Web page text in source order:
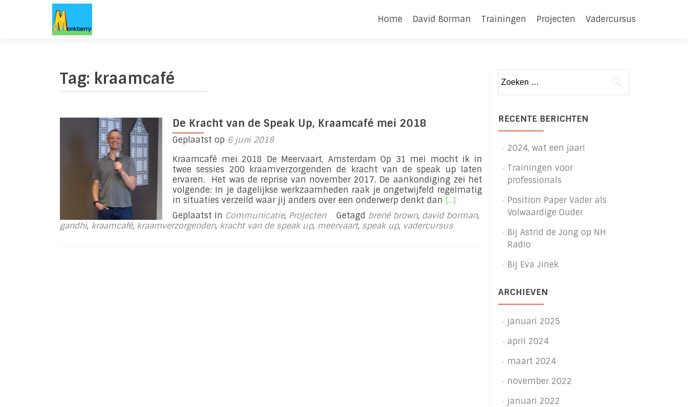
de
Home David Borman Trainingen Projecten Vadercursus
Tag: kraamcafé
De Kracht van de Speak Up, Kraamcafé mei 2018
Geplaatst op 6 juni 2018
Kraamcafé mei 2018 De Meervaart, Amsterdam Op 31 mei mocht ik in
twee sessies 200 kraamverzorgenden de kracht van de speak up laten
ervaren. Het was de reprise van november 2017. De aankondiging zei het
volgende: In je dagelijkse werkzaamheden raak je ongetwijfeld regelmatig
in situaties verzeild waar jij anders over een onderwerp denkt dan Lees
meer
overDe
Kracht
[…]
Geplaatst in Communicatie, Projecten Getagd brené brown, david borman,
gandhi, kraamcafé, kraamverzorgenden, kracht van de speak up, meervaart, speak up, vadercursus
naar:
RECENTE BERICHTEN
2024, wat een jaar!
Trainingen voor
professionals
Position Paper Vader als
Volwaardige Ouder
Bij Astrid de Jong op NH
Radio
Bij Eva Jinek
ARCHIEVEN
januari 2025
april 2024
maart 2024
november 2022
januari 2022